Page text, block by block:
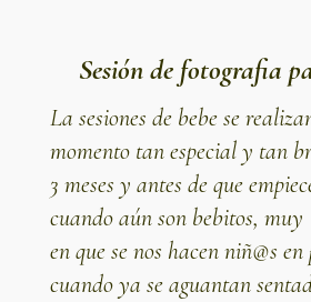
Sesión de fotografia
La sesiones de bebe se
momento tan especial y tan
3 meses y antes de que
cuando aún son bebitos,
en que se nos hacen niñ@s en
cuando ya se aguantan